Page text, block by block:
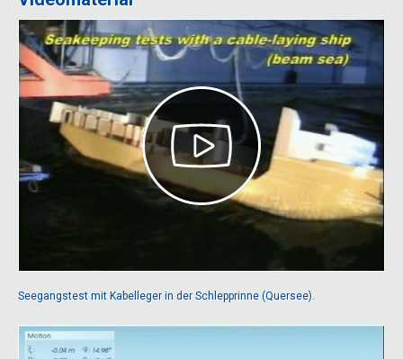
Seegangstest mit Kabelleger in der Schlepprinne (Quersee).